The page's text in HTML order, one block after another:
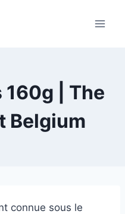
| The
Belgium
connue sous le